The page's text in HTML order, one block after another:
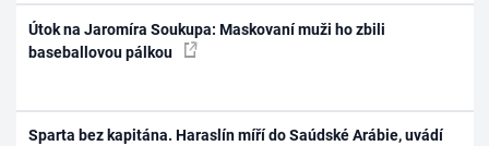
Útok na Jaromíra Soukupa: Maskovaní muži ho zbili
baseballovou pálkou
Sparta bez kapitána. Haraslín míří do Saúdské Arábie, uvádí